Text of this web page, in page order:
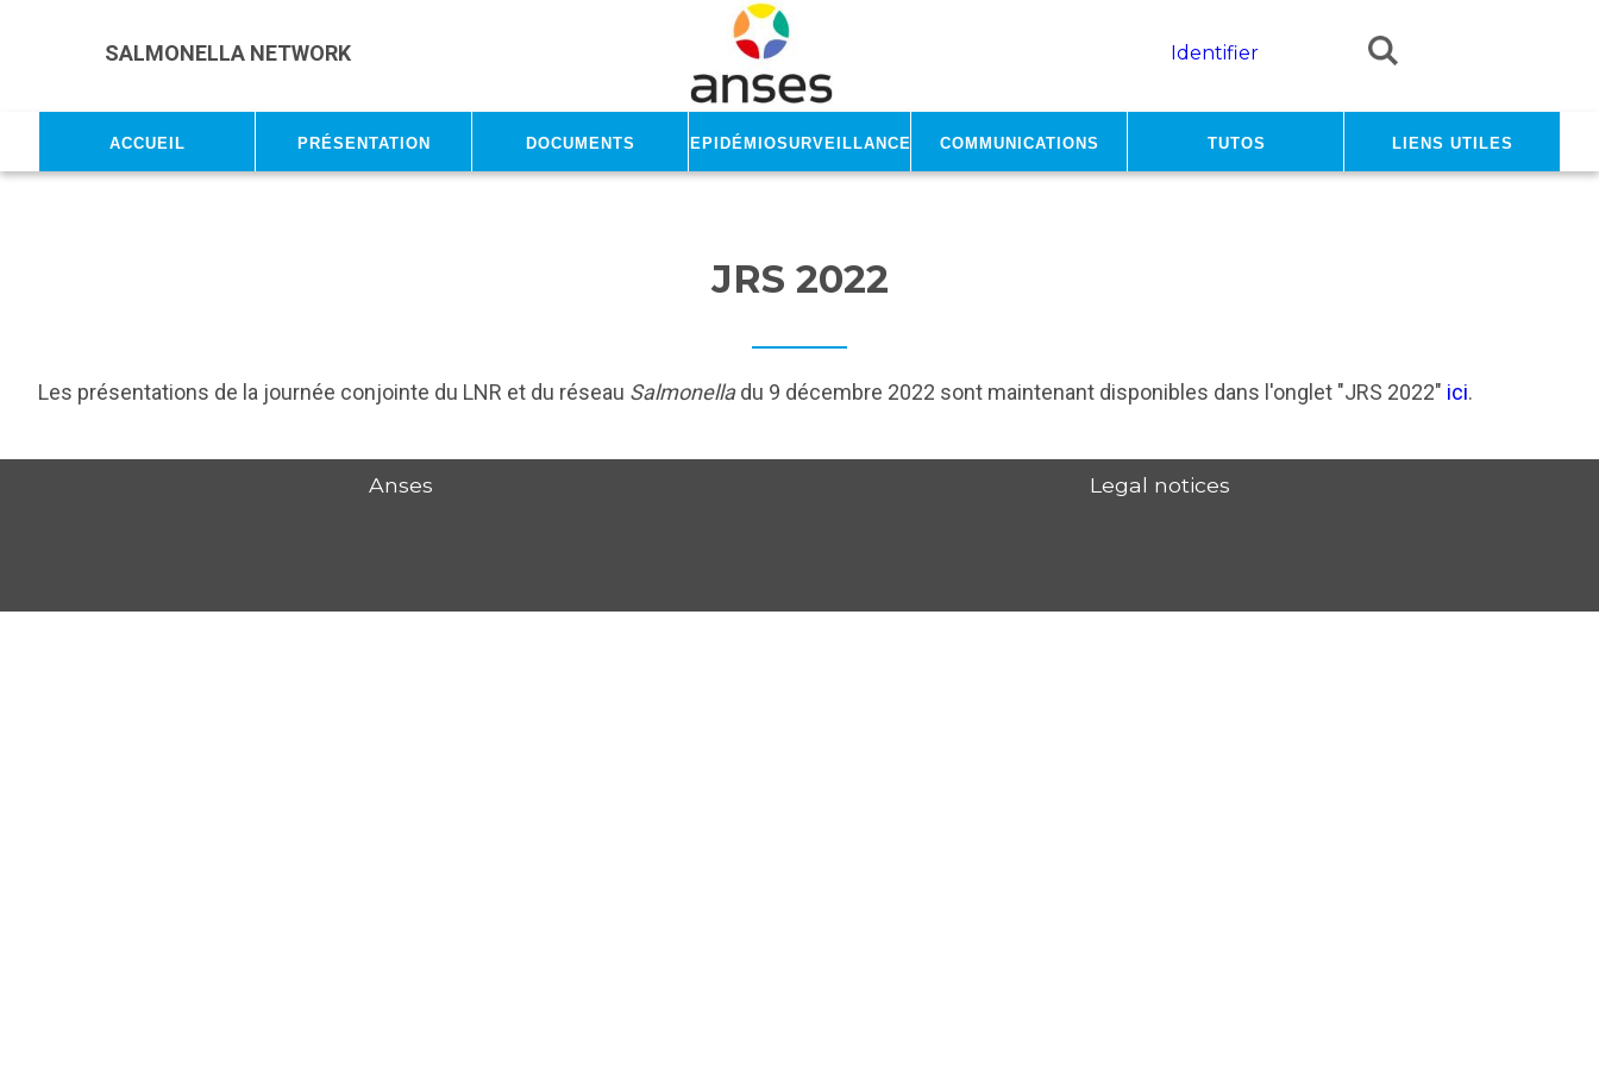
SALMONELLA NETWORK Identifier
Accueil Présentation Documents Epidémiosurveillance Communications Tutos Liens utiles
JRS 2022
Les présentations de la journée conjointe du LNR et du réseau Salmonelladu 9 décembre 2022 sont maintenant disponibles dans l'onglet "JRS 2022" ici.
Anses Legal notices